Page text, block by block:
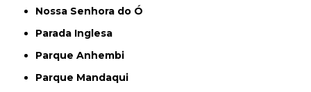
Nossa Senhora do Ó
Parada Inglesa
Parque Anhembi
Parque Mandaqui